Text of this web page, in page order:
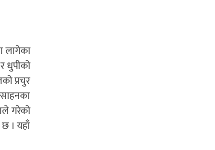
लागेका
धुपीको
प्रचुर
गरेको
। यहाँ